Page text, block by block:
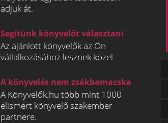
adjuk át.
Segítünk könyvelőt választani
Az ajánlott könyvelők az Ön
vállalkozásához lesznek közel
A könyvelés nem zsákbamacska
A Könyvelők.hu több mint 1000
elismert könyvelő szakember
partnere.